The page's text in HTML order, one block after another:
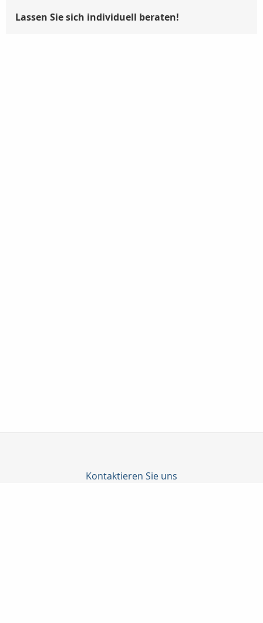
Lassen Sie sich individuell beraten!
Kontaktieren Sie uns